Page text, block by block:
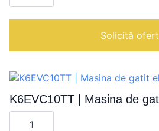
de
gaz
Solicită
K6EVC10TT | Masina de
Cantitate
K6EVC10TT